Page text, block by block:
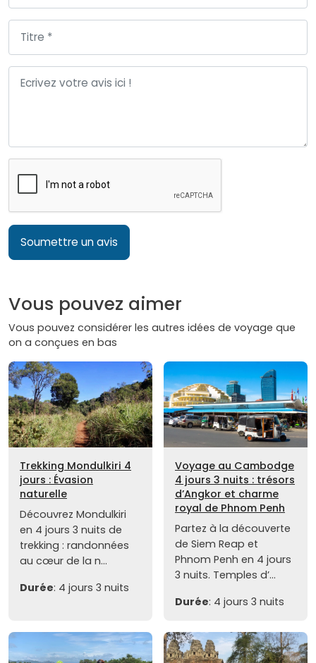
Soumettre un avis
Vous pouvez aimer
Vous pouvez considérer les autres idées de voyage que
on a conçues en bas
Trekking Mondulkiri 4
jours : Évasion
naturelle
Découvrez Mondulkiri
en 4 jours 3 nuits de
trekking : randonnées
au cœur de la n...
Durée: 4 jours 3 nuits
Voyage au Cambodge
4 jours 3 nuits : trésors
d’Angkor et charme
royal de Phnom Penh
Partez à la découverte
de Siem Reap et
Phnom Penh en 4 jours
3 nuits. Temples d’...
Durée: 4 jours 3 nuits